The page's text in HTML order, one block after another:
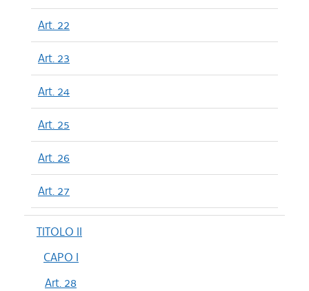
Art. 22
Art. 23
Art. 24
Art. 25
Art. 26
Art. 27
TITOLO II
CAPO I
Art. 28